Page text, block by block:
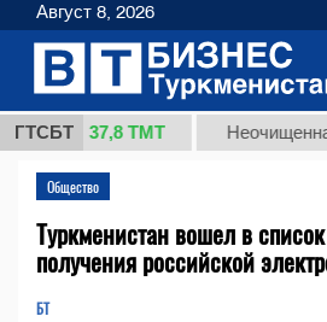
ГТСБТ
37,8 ТМТ Неочищенная
Общество
Туркменистан вошел в
получения российской
БТ
Август 8, 2026